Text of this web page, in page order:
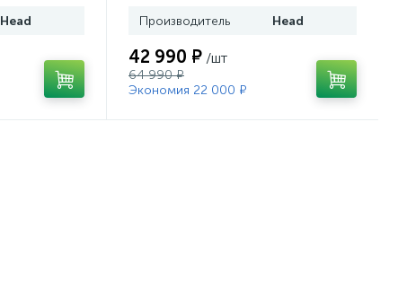
Head Производитель Head
42 990 ₽ /шт
64 990 ₽
Экономия 22 000 ₽